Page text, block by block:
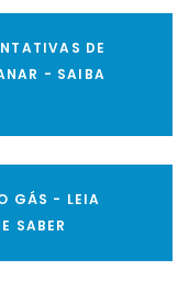
DE
- SAIBA
GÁS - LEIA
SABER